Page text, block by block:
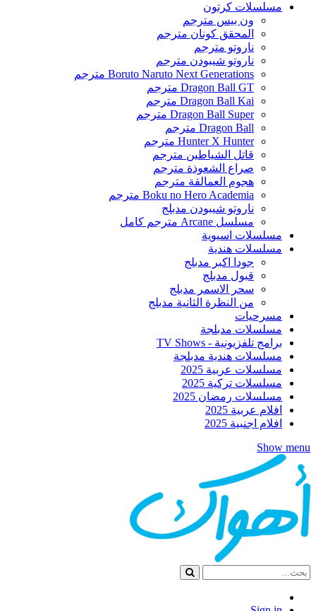
مسلسلات كرتون
ون بيس مترجم
المحقق كونان مترجم
ناروتو مترجم
ناروتو شيبودن مترجم
Boruto Naruto Next Generations مترجم
Dragon Ball GT مترجم
Dragon Ball Kai مترجم
Dragon Ball Super مترجم
Dragon Ball مترجم
Hunter X Hunter مترجم
قاتل الشياطين مترجم
صراع الشعوذة مترجم
هجوم العمالقة مترجم
Boku no Hero Academia مترجم
ناروتو شيبودن مدبلج
مسلسل Arcane مترجم كامل
مسلسلات اسيوية
مسلسلات هندية
جودا اكبر مدبلج
قبول مدبلج
سحر الاسمر مدبلج
من النظرة الثانية مدبلج
مسرحيات
مسلسلات مدبلجة
برامج تلفزيونية - TV Shows
مسلسلات هندية مدبلجة
مسلسلات عربية 2025
مسلسلات تركية 2025
مسلسلات رمضان 2025
افلام عربية 2025
افلام اجنبية 2025
Show menu